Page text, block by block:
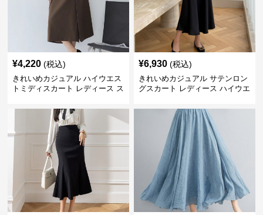
¥4,220 (税込)
きれいめカジュアル ハイウエス
トミディスカート レディース ス
勤 きれいめ
¥6,930 (税込)
きれいめカジュアル サテンロン
グスカート レディース ハイウエ
ルエット オールシーズン